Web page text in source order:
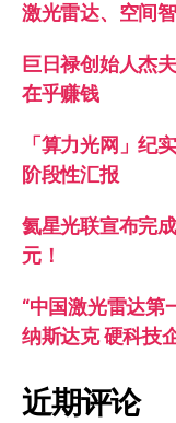
激光雷达、空间
巨日禄创始人杰
在乎赚钱
「算力光网」纪
阶段性汇报
氦星光联宣布完
元！
“中国激光雷达第
纳斯达克 硬科技
近期评论